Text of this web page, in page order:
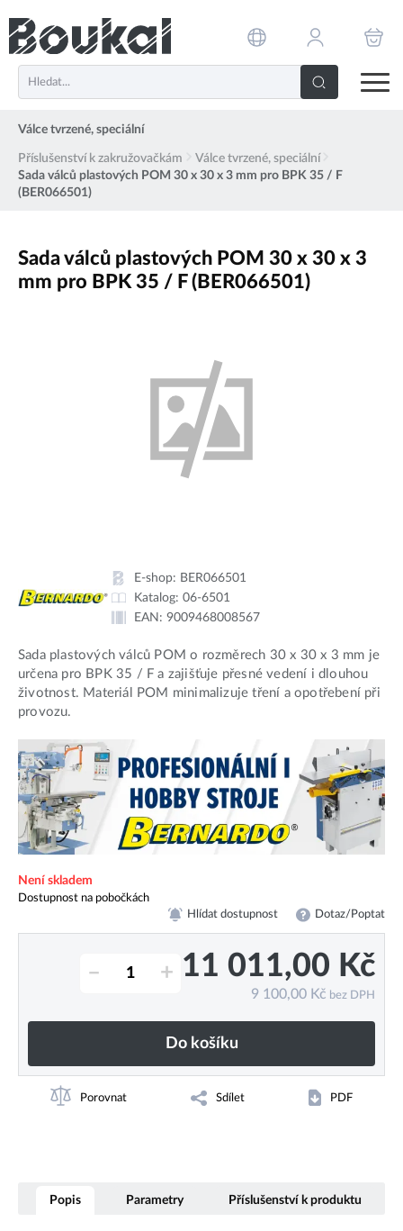
Válce tvrzené, speciální
Příslušenství k zakružovačkám
Válce tvrzené, speciální
Sada válců plastových POM 30 x 30 x 3 mm pro BPK 35 / F
(BER066501)
Sada válců plastových POM 30 x 30 x 3
mm pro BPK 35 / F (BER066501)
E-shop: BER066501
Katalog: 06-6501
EAN: 9009468008567
Sada plastových válců POM o rozměrech 30 x 30 x 3 mm je
určena pro BPK 35 / F a zajišťuje přesné vedení i dlouhou
životnost. Materiál POM minimalizuje tření a opotřebení při
provozu.
Není skladem
Dostupnost na pobočkách
Hlídat dostupnost Dotaz/Poptat
– + 11 011,00 Kč
9 100,00 Kč bez DPH
Do košíku
Porovnat Sdílet PDF
Popis Parametry Příslušenství k produktu